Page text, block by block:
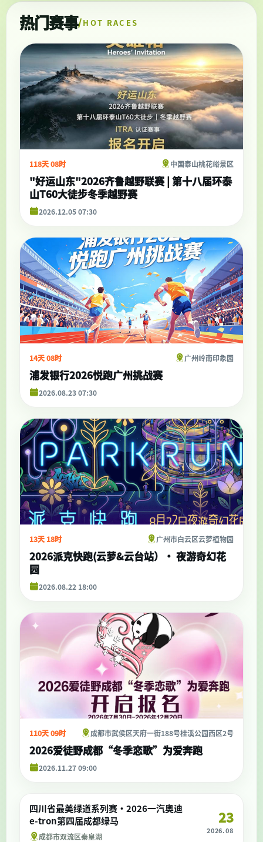
热门赛事 HOT RACES
118天 08时 中国泰山桃花峪景区
"好运山东"2026齐鲁越野联赛 | 第十八届环泰
山T60大徒步冬季越野赛
2026.12.05 07:30
14天 08时 广州岭南印象园
浦发银行2026悦跑广州挑战赛
2026.08.23 07:30
13天 18时 广州市白云区云萝植物园
2026派克快跑(云萝&云台站）• 夜游奇幻花
园
2026.08.22 18:00
110天 09时 成都市武侯区天府一街188号桂溪公园西区2号
2026爱徒野成都“冬季恋歌”为爱奔跑
2026.11.27 09:00
四川省最美绿道系列赛·2026一汽奥迪
e-tron第四届成都绿马
成都市双流区秦皇湖
23
2026.08